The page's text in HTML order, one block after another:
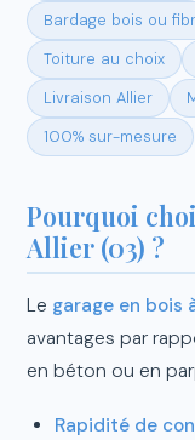
Bardage bois ou
Toiture au choix
Livraison Allier
100% sur-mesure
Pourquoi
Allier (03) ?
Le garage en bois
avantages par
en béton ou en
Rapidité de